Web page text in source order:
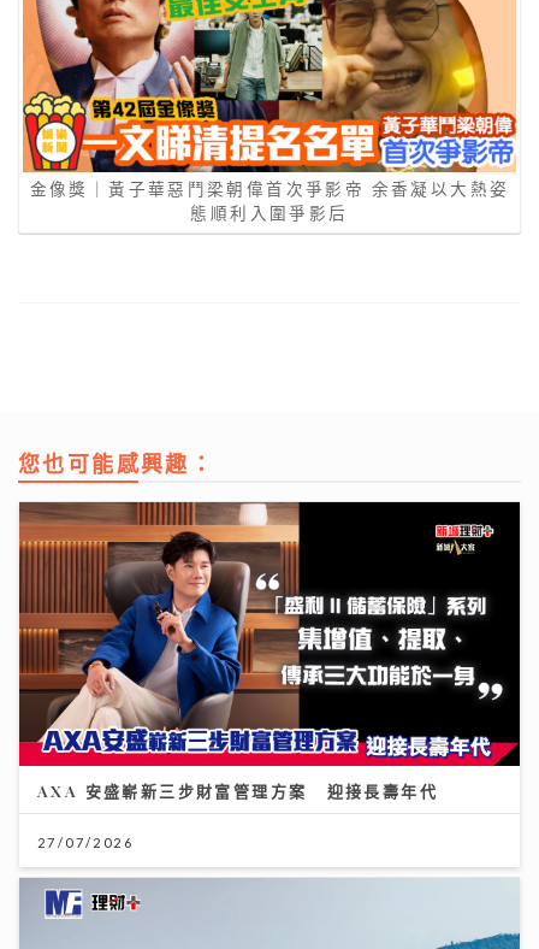
金像獎｜黃子華惡鬥梁朝偉首次爭影帝 余香凝以大熱姿
態順利入圍爭影后
您也可能感興趣：
AXA 安盛嶄新三步財富管理方案 迎接長壽年代
27/07/2026